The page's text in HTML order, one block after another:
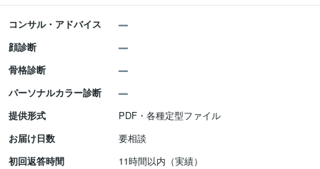
コンサル・アドバイス
顔診断
骨格診断
パーソナルカラー診断
提供形式
PDF・各種定型ファイル
お届け日数
要相談
初回返答時間
11時間以内（実績）